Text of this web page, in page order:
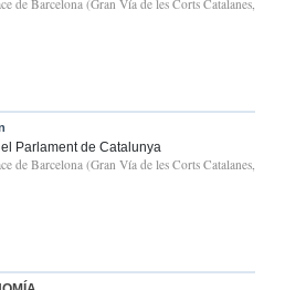
de Barcelona (Gran Vía de les Corts Catalanes,
Parlament de Catalunya
de Barcelona (Gran Vía de les Corts Catalanes,